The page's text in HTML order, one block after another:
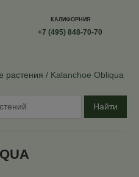
КАЛИФОРНИЯ
+7 (495) 848-70-70
растения Kalanchoe Obliqua
Найти